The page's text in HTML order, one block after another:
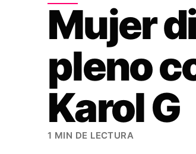
Mujer
pleno
Karol G
1 MIN DE LECTURA